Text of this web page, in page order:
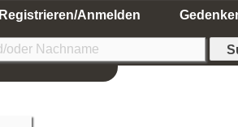
Registrieren/Anmelden